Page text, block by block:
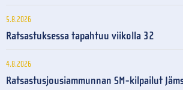
5.8.2026
Ratsastuksessa tapahtuu viikolla 32
4.8.2026
Ratsastusjousiammunnan SM-kilpailut